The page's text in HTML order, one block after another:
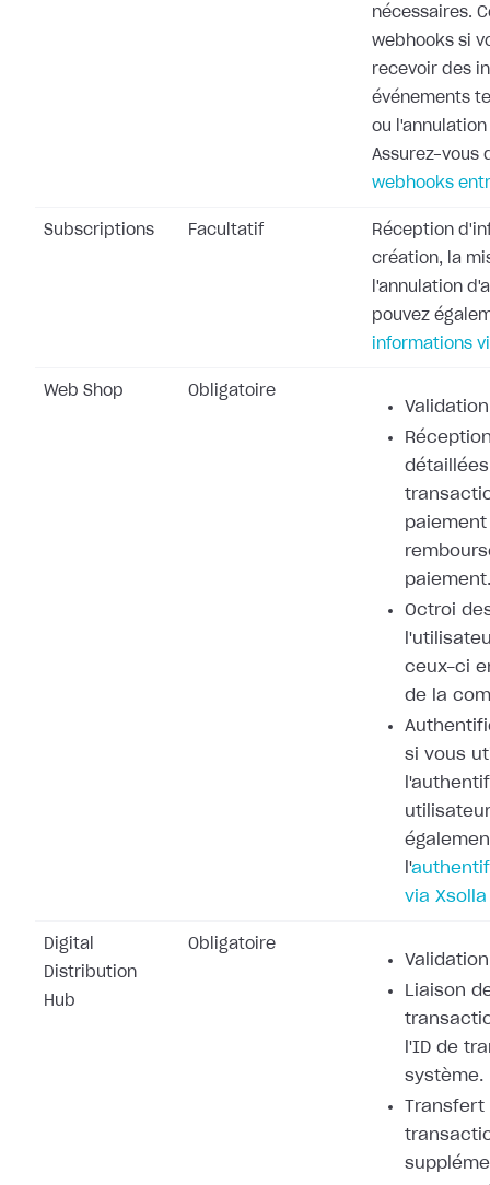
nécessaires.
webhooks si
recevoir des
événements
ou
Assurez-vous
webhooks
Subscriptions Facultatif
Réception
création, la
l'annulation
pouvez
informations
Web Shop Obligatoire
paiement.
Octroi
ceux-ci
de la
si vous
l'
via Xsolla
Digital
Distribution
Hub
Obligatoire
Liaison
l'ID de
système.